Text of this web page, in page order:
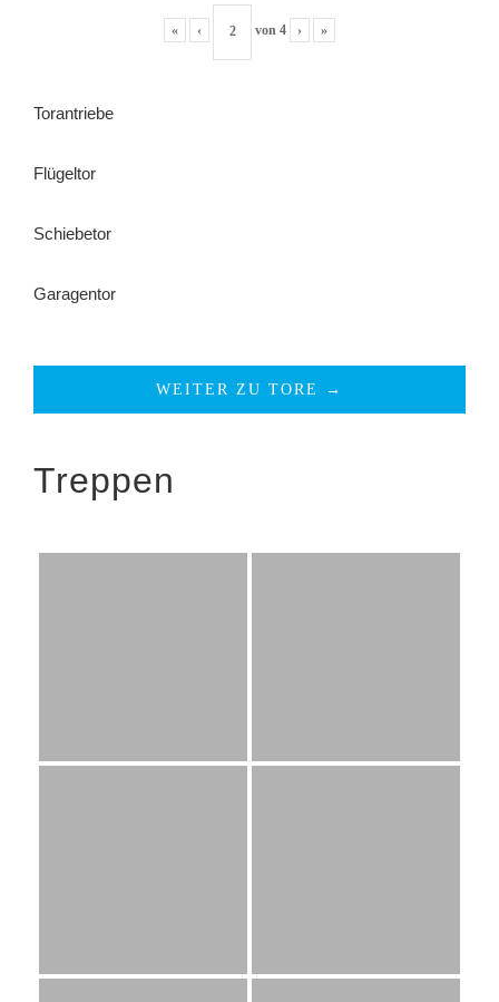
« ‹ von 4 › »
Torantriebe
Flügeltor
Schiebetor
Garagentor
WEITER ZU TORE →
Treppen